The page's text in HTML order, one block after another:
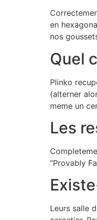
en
nos
Quel
Plinko
(alterner
meme un
Les
“Provably
Leurs salle